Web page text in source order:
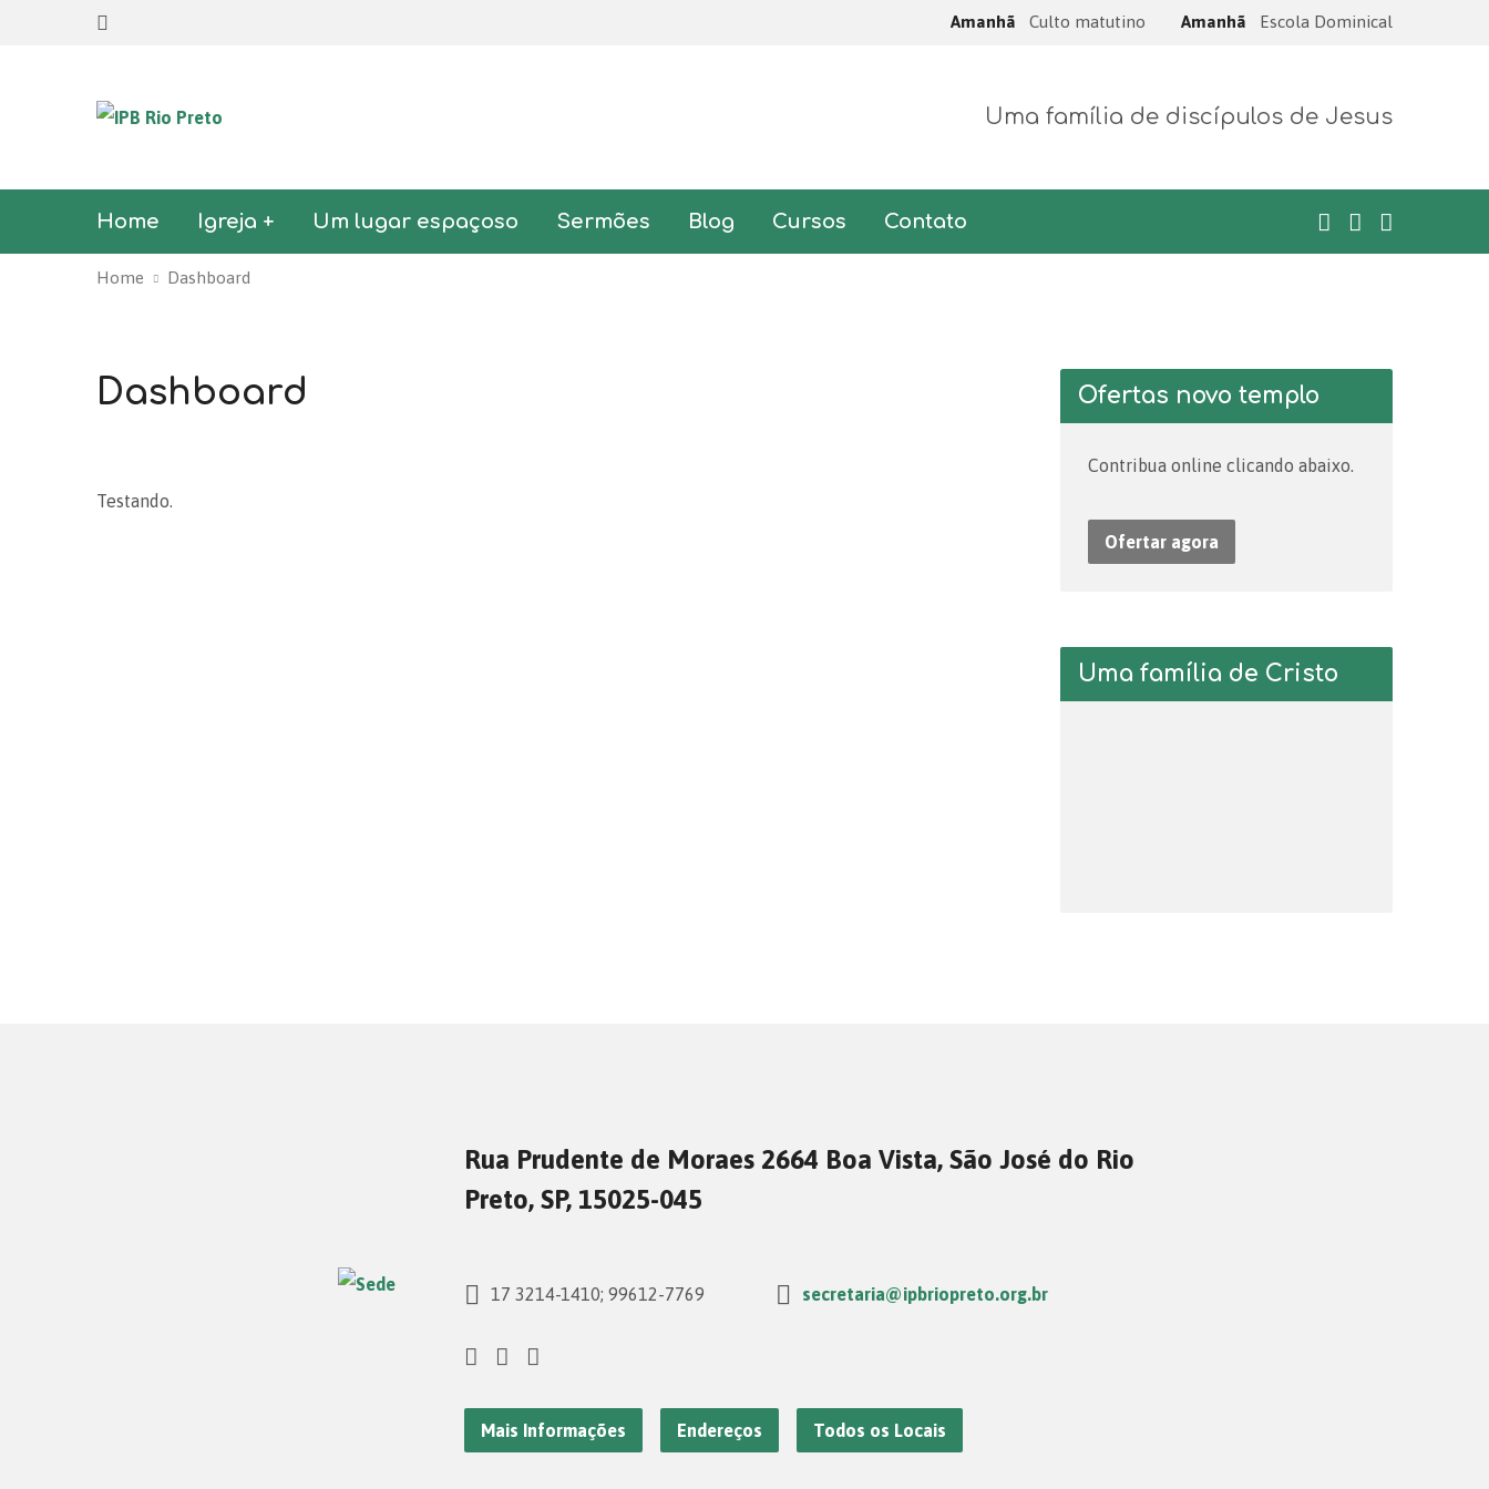
Amanhã Culto matutino Amanhã Escola Dominical
Uma família de discípulos de Jesus
Home Igreja + Um lugar espaçoso Sermões Blog Cursos Contato
Home Dashboard
Dashboard
Testando.
Ofertas novo templo
Contribua online clicando abaixo.
Ofertar agora
Uma família de Cristo
Rua Prudente de Moraes 2664 Boa Vista, São José do Rio
Preto, SP, 15025-045
17 3214-1410; 99612-7769 secretaria@ipbriopreto.org.br
Mais Informações Endereços Todos os Locais